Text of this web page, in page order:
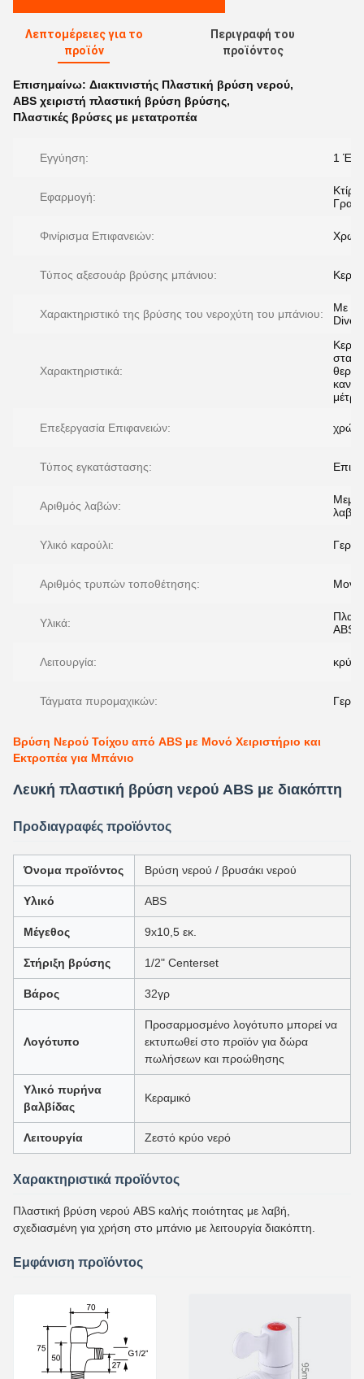
Λεπτομέρειες για το
προϊόν
Περιγραφή του
προϊόντος
Επισημαίνω: Διακτινιστής Πλαστική βρύση νερού,
ABS χειριστή πλαστική βρύση βρύσης,
Πλαστικές βρύσες με μετατροπέα
Εγγύηση: 1
Εφαρμογή:
Κτίριο
Φινίρισμα Επιφανειών:
Τύπος αξεσουάρ βρύσης μπάνιου:
Χαρακτηριστικό της βρύσης του νεροχύτη του μπάνιου:
Με
Χαρακτηριστικά:
Επεξεργασία Επιφανειών:
Τύπος εγκατάστασης:
Αριθμός λαβών:
λαβή
Υλικό καρούλι:
Αριθμός τρυπών τοποθέτησης: Μονή
Υλικά:
ABS
Λειτουργία: κρύο
Τάγματα πυρομαχικών:
Βρύση Νερού Τοίχου από ABS με Μονό Χειριστήριο και
Εκτροπέα για Μπάνιο
Λευκή πλαστική βρύση νερού ABS με διακόπτη
Προδιαγραφές προϊόντος
Όνομα προϊόντος Βρύση νερού / βρυσάκι νερού
Υλικό ABS
Μέγεθος 9x10,5 εκ.
Στήριξη βρύσης 1/2" Centerset
Βάρος 32γρ
Λογότυπο
Προσαρμοσμένο λογότυπο μπορεί να
εκτυπωθεί στο προϊόν για δώρα
πωλήσεων και προώθησης
Υλικό πυρήνα
βαλβίδας
Κεραμικό
Λειτουργία Ζεστό κρύο νερό
Χαρακτηριστικά προϊόντος
Πλαστική βρύση νερού ABS καλής ποιότητας με λαβή,
σχεδιασμένη για χρήση στο μπάνιο με λειτουργία διακόπτη.
Εμφάνιση προϊόντος